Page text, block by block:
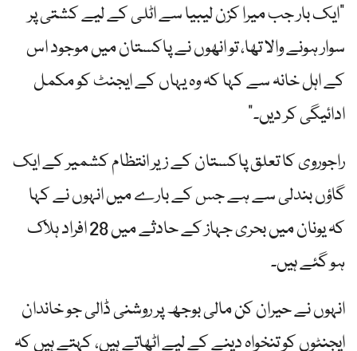
"ایک بار جب میرا کزن لیبیا سے اٹلی کے لیے کشتی پر
سوار ہونے والا تھا، تو انھوں نے پاکستان میں موجود اس
کے اہل خانہ سے کہا کہ وہ یہاں کے ایجنٹ کو مکمل
ادائیگی کر دیں۔”
راجوروی کا تعلق پاکستان کے زیر انتظام کشمیر کے ایک
گاؤں بندلی سے ہے جس کے بارے میں انہوں نے کہا
کہ یونان میں بحری جہاز کے حادثے میں 28 افراد ہلاک
ہو گئے ہیں۔
انہوں نے حیران کن مالی بوجھ پر روشنی ڈالی جو خاندان
ایجنٹوں کو تنخواہ دینے کے لیے اٹھاتے ہیں، کہتے ہیں کہ